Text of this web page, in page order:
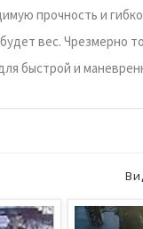
прочность и
вес. Чрезмерно
быстрой и